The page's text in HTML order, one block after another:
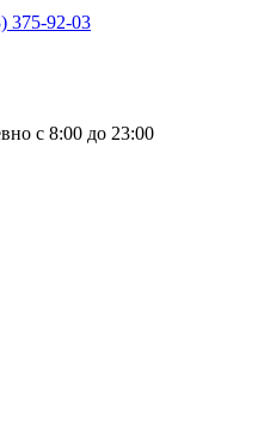
375-92-03
с 8:00 до 23:00